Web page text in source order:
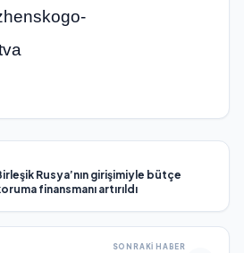
Rusya’nın girişimiyle bütçe
finansmanı artırıldı
SONRAKI HABER